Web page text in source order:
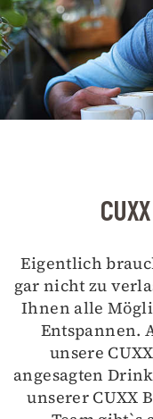
Eigentlich
gar nicht zu
Ihnen alle
Entspannen.
unsere
angesagten
unserer CUXX